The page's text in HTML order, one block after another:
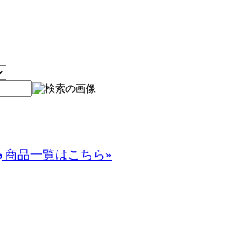
商品一覧はこちら»